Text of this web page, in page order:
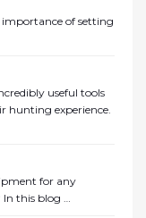
of setting
useful tools
hunting experience.
for any
this blog …